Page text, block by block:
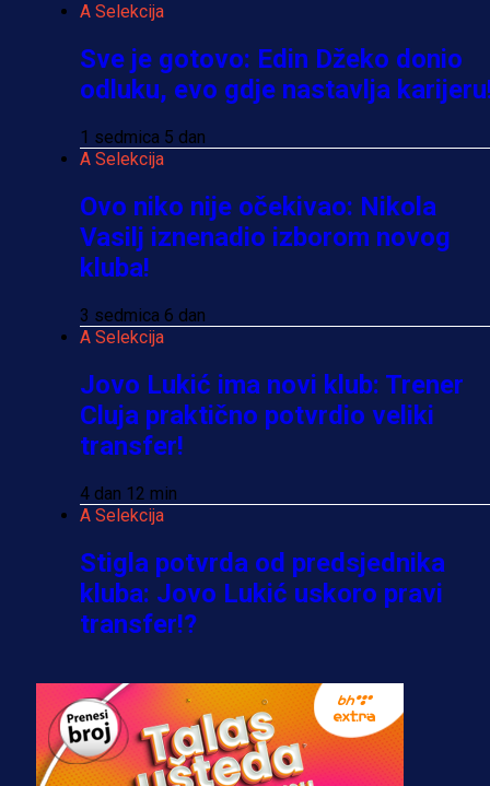
A Selekcija
Sve je gotovo: Edin Džeko donio
odluku, evo gdje nastavlja
1 sedmica 5 dan
A Selekcija
Ovo niko nije očekivao: Nikola
Vasilj iznenadio izborom novog
kluba!
3 sedmica 6 dan
A Selekcija
Jovo Lukić ima novi klub: Trener
Cluja praktično potvrdio veliki
transfer!
4 dan 12 min
A Selekcija
Stigla potvrda od predsjednika
kluba: Jovo Lukić uskoro pravi
transfer!?
A Selekcija
Zmajevi dobili veliko pojačanje:
Fudbaler Olympiacosa želi obući